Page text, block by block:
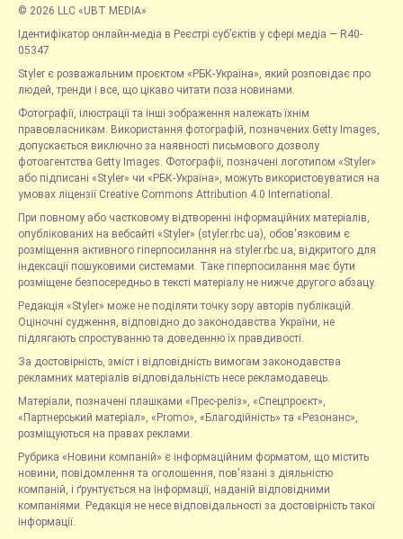
© 2026 LLC «UBT MEDIA»
Ідентифікатор онлайн-медіа в Реєстрі суб’єктів у сфері медіа — R40-
05347
Styler є розважальним проєктом «РБК-Україна», який розповідає про
людей, тренди і все, що цікаво читати поза новинами.
Фотографії, ілюстрації та інші зображення належать їхнім
правовласникам. Використання фотографій, позначених Getty Images,
допускається виключно за наявності письмового дозволу
фотоагентства Getty Images. Фотографії, позначені логотипом «Styler»
або підписані «Styler» чи «РБК-Україна», можуть використовуватися на
умовах ліцензії Creative Commons Attribution 4.0 International.
При повному або частковому відтворенні інформаційних матеріалів,
опублікованих на вебсайті «Styler» (styler.rbc.ua), обов'язковим є
розміщення активного гіперпосилання на styler.rbc.ua, відкритого для
індексації пошуковими системами. Таке гіперпосилання має бути
розміщене безпосередньо в тексті матеріалу не нижче другого абзацу.
Редакція «Styler» може не поділяти точку зору авторів публікацій.
Оціночні судження, відповідно до законодавства України, не
підлягають спростуванню та доведенню їх правдивості.
За достовірність, зміст і відповідність вимогам законодавства
рекламних матеріалів відповідальність несе рекламодавець.
Матеріали, позначені плашками «Прес-реліз», «Спецпроєкт»,
«Партнерський матеріал», «Promo», «Благодійність» та «Резонанс»,
розміщуються на правах реклами.
Рубрика «Новини компаній» є інформаційним форматом, що містить
новини, повідомлення та оголошення, пов'язані з діяльністю
компаній, і ґрунтується на інформації, наданій відповідними
компаніями. Редакція не несе відповідальності за достовірність такої
інформації.